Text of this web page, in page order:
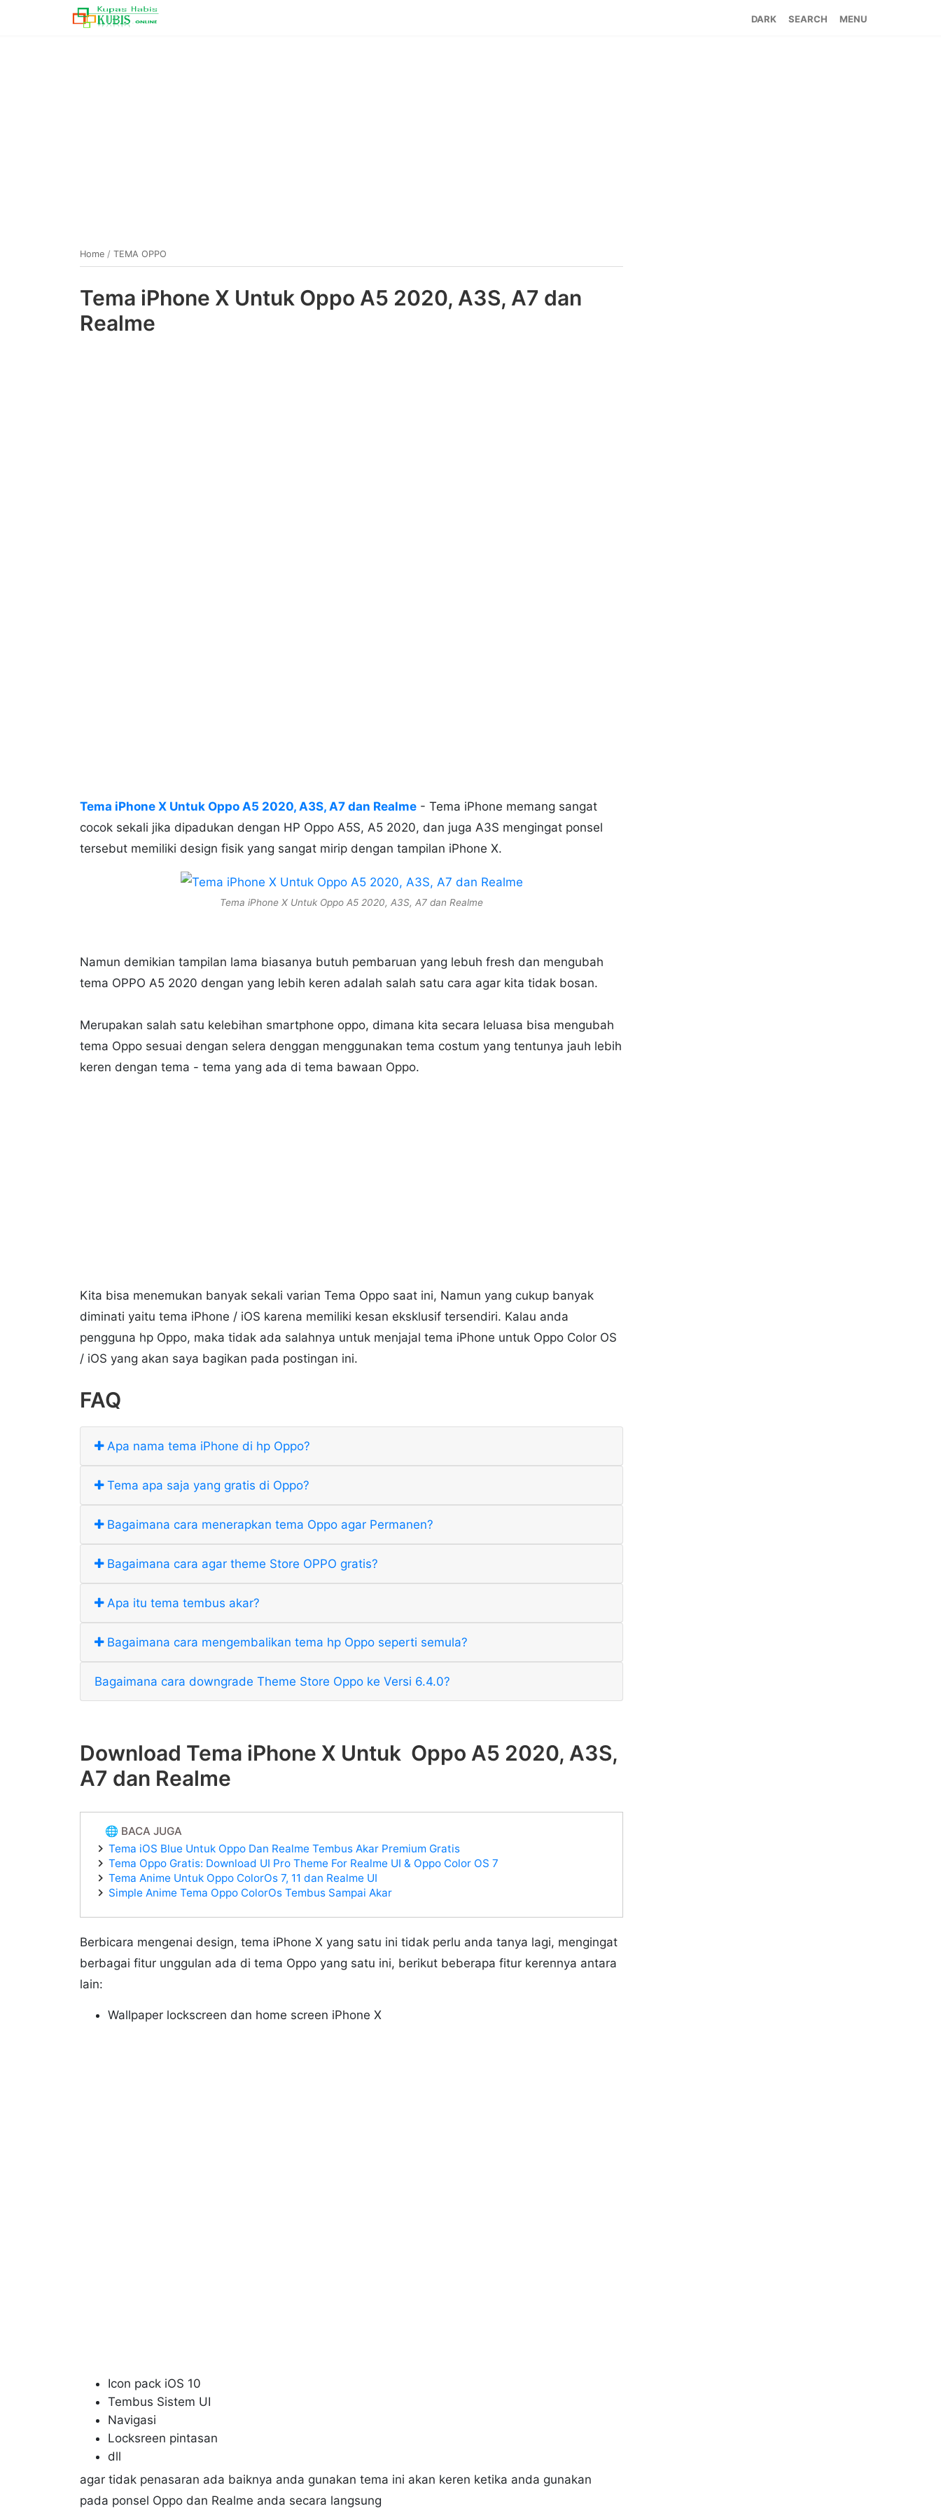
SEARCH MENU
Home / TEMA OPPO
Tema iPhone X Untuk Oppo A5 2020, A3S, A7 dan
Realme
Tema iPhone X Untuk Oppo A5 2020, A3S, A7 dan Realme - Tema iPhone memang sangat
cocok sekali jika dipadukan dengan HP Oppo A5S, A5 2020, dan juga A3S mengingat ponsel
tersebut memiliki design fisik yang sangat mirip dengan tampilan iPhone X.
Tema iPhone X Untuk Oppo A5 2020, A3S, A7 dan Realme
Namun demikian tampilan lama biasanya butuh pembaruan yang lebuh fresh dan mengubah
tema OPPO A5 2020 dengan yang lebih keren adalah salah satu cara agar kita tidak bosan.
Merupakan salah satu kelebihan smartphone oppo, dimana kita secara leluasa bisa mengubah
tema Oppo sesuai dengan selera denggan menggunakan tema costum yang tentunya jauh lebih
keren dengan tema - tema yang ada di tema bawaan Oppo.
Kita bisa menemukan banyak sekali varian Tema Oppo saat ini, Namun yang cukup banyak
diminati yaitu tema iPhone / iOS karena memiliki kesan eksklusif tersendiri. Kalau anda
pengguna hp Oppo, maka tidak ada salahnya untuk menjajal tema iPhone untuk Oppo Color OS
/ iOS yang akan saya bagikan pada postingan ini.
FAQ
Apa nama tema iPhone di hp Oppo?
Tema apa saja yang gratis di Oppo?
Bagaimana cara menerapkan tema Oppo agar Permanen?
Bagaimana cara agar theme Store OPPO gratis?
Apa itu tema tembus akar?
Bagaimana cara mengembalikan tema hp Oppo seperti semula?
Bagaimana cara downgrade Theme Store Oppo ke Versi 6.4.0?
Download Tema iPhone X Untuk Oppo A5 2020, A3S,
A7 dan Realme
🌐 BACA JUGA
Tema iOS Blue Untuk Oppo Dan Realme Tembus Akar Premium Gratis
Tema Oppo Gratis: Download UI Pro Theme For Realme UI & Oppo Color OS 7
Tema Anime Untuk Oppo ColorOs 7, 11 dan Realme UI
Simple Anime Tema Oppo ColorOs Tembus Sampai Akar
Berbicara mengenai design, tema iPhone X yang satu ini tidak perlu anda tanya lagi, mengingat
berbagai fitur unggulan ada di tema Oppo yang satu ini, berikut beberapa fitur kerennya antara
lain:
Wallpaper lockscreen dan home screen iPhone X
Icon pack iOS 10
Tembus Sistem UI
Navigasi
Locksreen pintasan
dll
agar tidak penasaran ada baiknya anda gunakan tema ini akan keren ketika anda gunakan
pada ponsel Oppo dan Realme anda secara langsung